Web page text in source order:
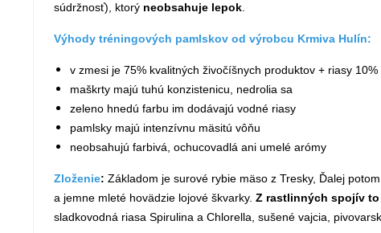
súdržnosť), ktorý neobsahuje lepok
Výhody tréningových pamlskov od výrobcu Krmiva Hulín:
v zmesi je 75% kvalitných živočíšnych produktov + riasy 10%
maškrty majú tuhú konzistenicu, nedrolia sa
zeleno hnedú farbu im dodávajú vodné riasy
pamlsky majú intenzívnu mäsitú vôňu
neobsahujú farbivá, ochucovadlá ani umelé arómy
Zloženie: Základom je surové rybie mäso z Tresky, Ďalej
a jemne mleté hovädzie lojové škvarky. Z rastlinných spojív to
sladkovodná riasa Spirulina a Chlorella, sušené vajcia,